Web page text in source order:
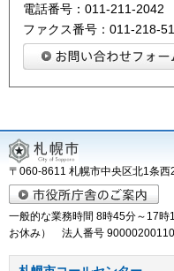
電話番号：011-211-2042
ファクス番号：011-218-
〒060-8611 札幌市中央区北1条
一般的な業務時間 8時45分～17
お休み） 法人番号